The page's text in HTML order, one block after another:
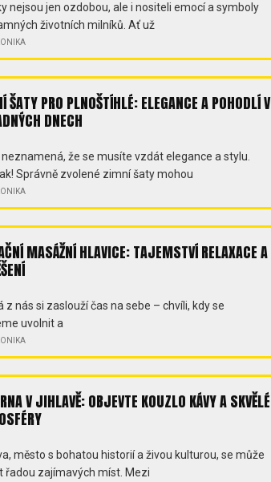
nejsou jen ozdobou, ale i nositeli emocí a symboly
životních milníků. Ať už
ŠATY PRO PLNOŠTÍHLÉ: ELEGANCE A POHODLÍ V
DNECH
že se musíte vzdát elegance a stylu.
Správně zvolené zimní šaty mohou
MASÁŽNÍ HLAVICE: TAJEMSTVÍ RELAXACE A
z nás si zaslouží čas na sebe – chvíli, kdy se
uvolnit a
V JIHLAVĚ: OBJEVTE KOUZLO KÁVY A SKVĚLÉ
město s bohatou historií a živou kulturou, se může
řadou zajímavých míst. Mezi